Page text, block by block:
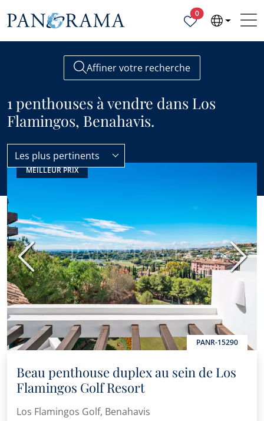
0Propriétés
Affiner votre recherche
1 penthouses à vendre dans Los
Flamingos, Benahavis.
Los Flamingos
Les plus pertinents
MEILLEUR PRIX
PANR-15290
Précédent
Beau penthouse duplex au sein de Los
Flamingos Golf Resort
Los Flamingos Golf, Benahavis